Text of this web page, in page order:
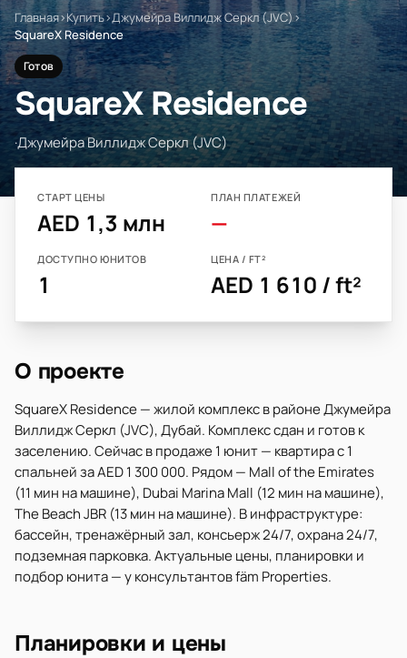
Главная›Купить›Джумейра Виллидж Серкл (JVC)›
SquareX Residence
Готов
SquareX Residence
·Джумейра Виллидж Серкл (JVC)
СТАРТ ЦЕНЫ
AED 1,3 млн
ПЛАН ПЛАТЕЖЕЙ
—
ДОСТУПНО ЮНИТОВ
1
ЦЕНА / FT²
AED 1 610 / ft²
О проекте
SquareX Residence — жилой комплекс в районе Джумейра
Виллидж Серкл (JVC), Дубай. Комплекс сдан и готов к
заселению. Сейчас в продаже 1 юнит — квартира с 1
спальней за AED 1 300 000. Рядом — Mall of the Emirates
(11 мин на машине), Dubai Marina Mall (12 мин на машине),
The Beach JBR (13 мин на машине). В инфраструктуре:
бассейн, тренажёрный зал, консьерж 24/7, охрана 24/7,
подземная парковка. Актуальные цены, планировки и
подбор юнита — у консультантов fäm Properties.
Планировки и цены